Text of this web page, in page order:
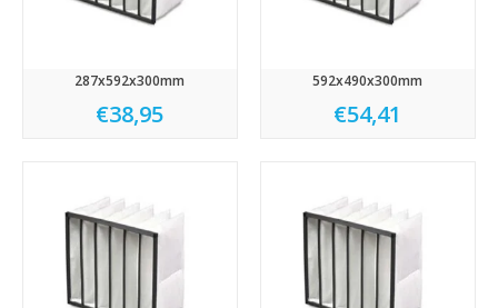
287x592x300mm
€38,95
592x490x300mm
€54,41